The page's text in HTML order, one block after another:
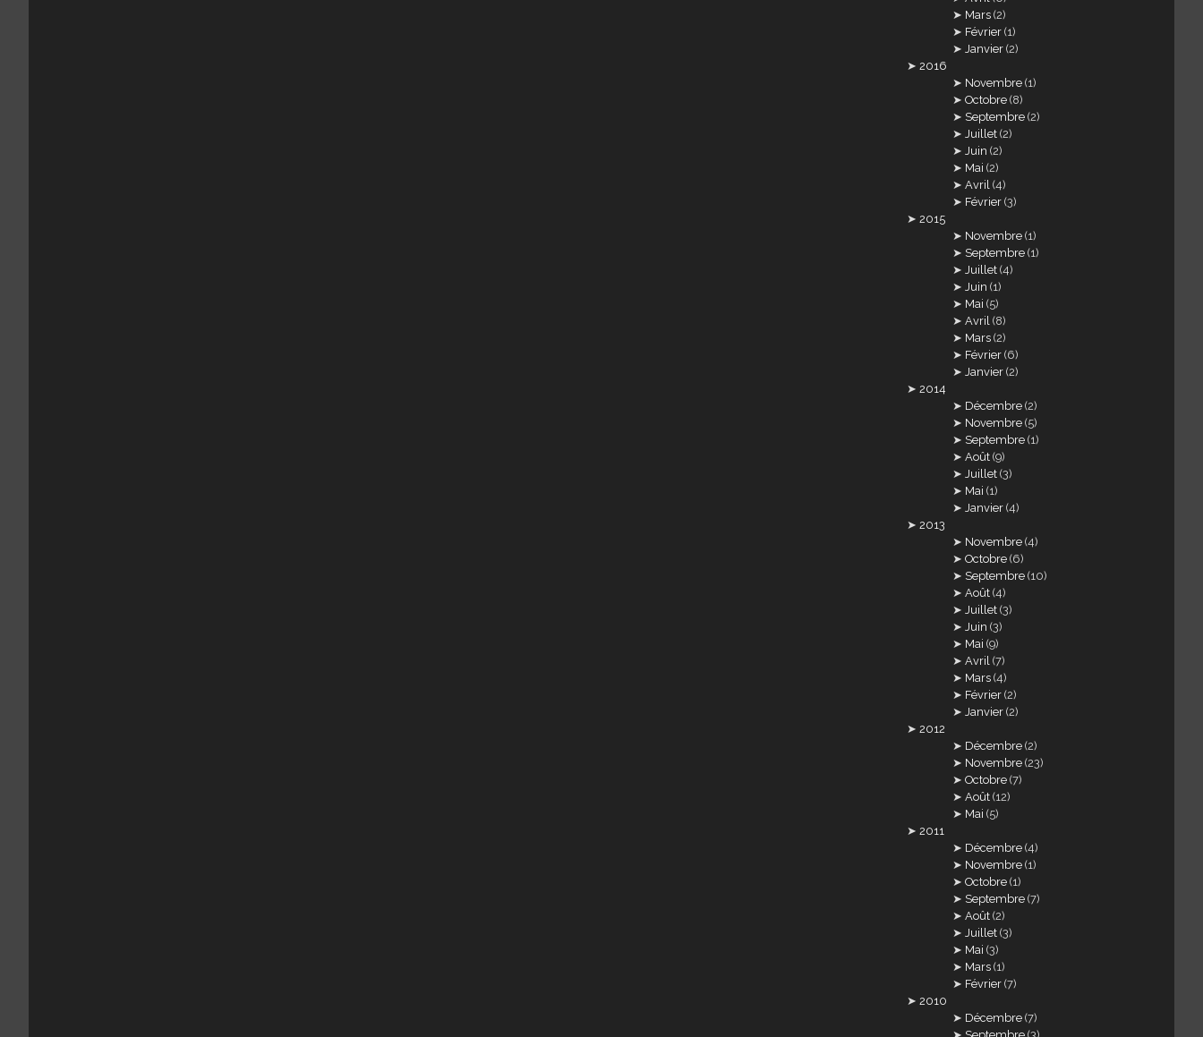
Mars (2)
Février (1)
Janvier (2)
2016
Novembre (1)
Octobre (8)
Septembre (2)
Juillet (2)
Juin (2)
Mai (2)
Avril (4)
Février (3)
2015
Novembre (1)
Septembre (1)
Juillet (4)
Juin (1)
Mai (5)
Avril (8)
Mars (2)
Février (6)
Janvier (2)
2014
Décembre (2)
Novembre (5)
Septembre (1)
Août (9)
Juillet (3)
Mai (1)
Janvier (4)
2013
Novembre (4)
Octobre (6)
Septembre (10)
Août (4)
Juillet (3)
Juin (3)
Mai (9)
Avril (7)
Mars (4)
Février (2)
Janvier (2)
2012
Décembre (2)
Novembre (23)
Octobre (7)
Août (12)
Mai (5)
2011
Décembre (4)
Novembre (1)
Octobre (1)
Septembre (7)
Août (2)
Juillet (3)
Mai (3)
Mars (1)
Février (7)
2010
Décembre (7)